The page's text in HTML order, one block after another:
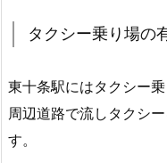
タクシー乗り場の
東十条駅にはタクシー乗
周辺道路で流しタクシ
す。